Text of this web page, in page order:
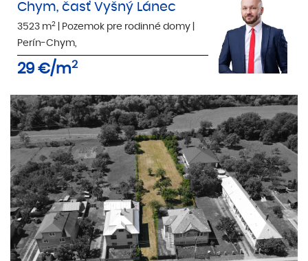
Chym, časť Vyšný Lánec
3523 m2 Pozemok pre rodinné domy
Perín-Chym,
29 €/m2